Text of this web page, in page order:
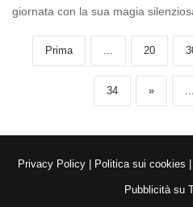
giornata con la sua magia
Prima 20
34 »
Privacy Policy| Politica sui cookies |
Pubblicità su